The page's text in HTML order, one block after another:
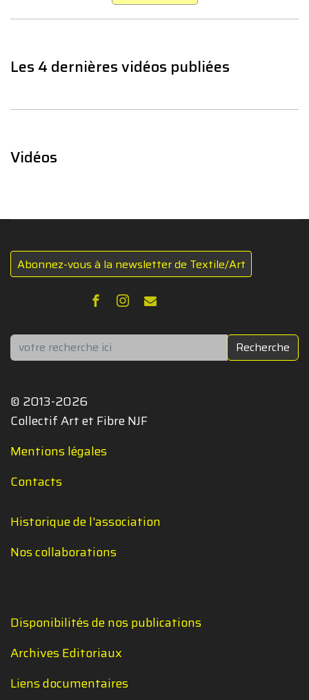
Les 4 dernières vidéos publiées
Vidéos
Abonnez-vous à la newsletter de Textile/Art
Rechercher Recherche
© 2013-2026
Collectif Art et Fibre NJF
Mentions légales
Contacts
Historique de l'association
Nos collaborations
Disponibilités de nos publications
Archives Editoriaux
Liens documentaires